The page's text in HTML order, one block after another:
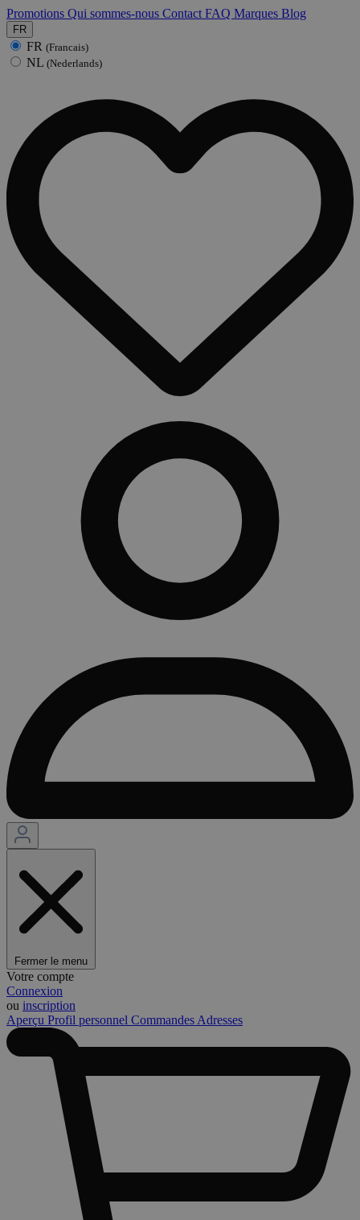
Promotions Qui sommes-nous Contact FAQ Marques Blog
FR
FR (Francais)
NL (Nederlands)
Fermer le menu
Votre compte
Connexion
ou inscription
Aperçu Profil personnel Commandes Adresses